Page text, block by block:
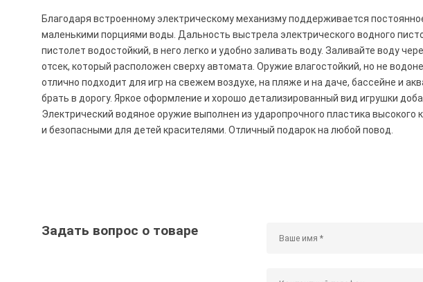
Благодаря встроенному электрическому механизму поддерживается
маленькими порциями воды. Дальность выстрела электрического водного
пистолет водостойкий, в него легко и удобно заливать воду. Заливайте воду
отсек, который расположен сверху автомата. Оружие влагостойкий, но не
отлично подходит для игр на свежем воздухе, на пляже и на даче, бассейне и
брать в дорогу. Яркое оформление и хорошо детализированный вид игрушки
Электрический водяное оружие выполнен из ударопрочного пластика высокого
и безопасными для детей красителями. Отличный подарок на любой повод.
Задать вопрос о товаре